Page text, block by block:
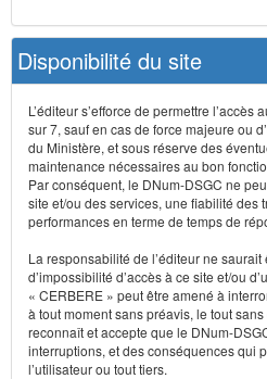
Disponibilité du site
L’éditeur s’efforce de permettre
sur 7, sauf en cas de force majeure ou
du Ministère, et sous réserve des
maintenance nécessaires au bon
Par conséquent, le DNum-DSGC ne
site et/ou des services, une fiabilité des
performances en terme de temps de
La responsabilité de l’éditeur ne
d’impossibilité d’accès à ce site et/ou
« CERBERE » peut être amené à
à tout moment sans préavis, le tout
reconnaît et accepte que le DNum-
interruptions, et des conséquences qui
l’utilisateur ou tout tiers.